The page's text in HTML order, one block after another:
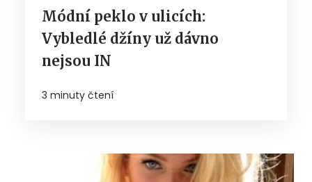
Módní peklo v ulicích:
Vybledlé džíny už dávno
nejsou IN
3 minuty čtení